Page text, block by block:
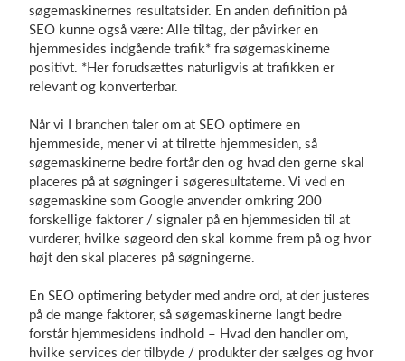
søgemaskinernes resultatsider. En anden definition på
SEO kunne også være: Alle tiltag, der påvirker en
hjemmesides indgående trafik* fra søgemaskinerne
positivt. *Her forudsættes naturligvis at trafikken er
relevant og konverterbar.
Når vi I branchen taler om at SEO optimere en
hjemmeside, mener vi at tilrette hjemmesiden, så
søgemaskinerne bedre fortår den og hvad den gerne skal
placeres på at søgninger i søgeresultaterne. Vi ved en
søgemaskine som Google anvender omkring 200
forskellige faktorer / signaler på en hjemmesiden til at
vurderer, hvilke søgeord den skal komme frem på og hvor
højt den skal placeres på søgningerne.
En SEO optimering betyder med andre ord, at der justeres
på de mange faktorer, så søgemaskinerne langt bedre
forstår hjemmesidens indhold – Hvad den handler om,
hvilke services der tilbyde / produkter der sælges og hvor